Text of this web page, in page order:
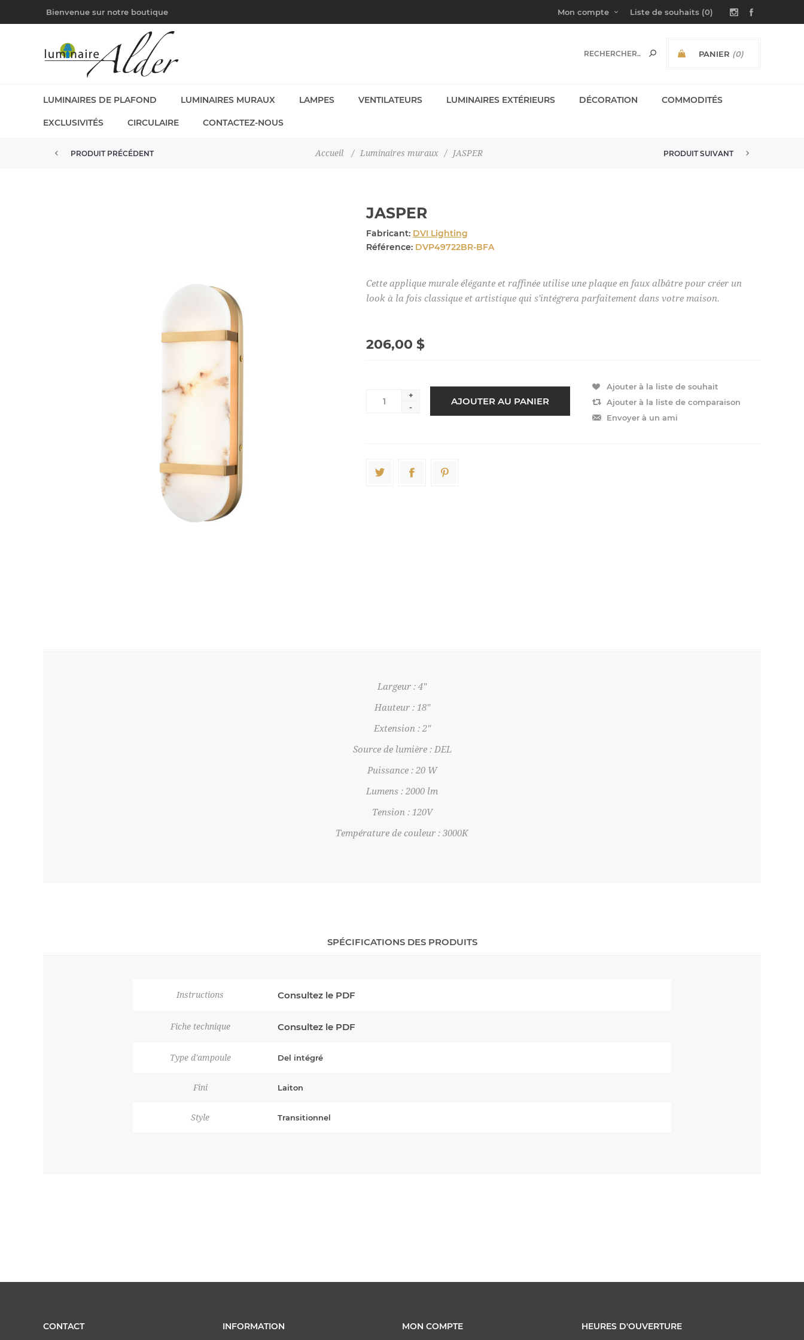
Bienvenue sur notre boutique Mon compte Liste de souhaits (0)
PANIER (0)
LUMINAIRES DE PLAFOND LUMINAIRES MURAUX LAMPES VENTILATEURS LUMINAIRES EXTÉRIEURS DÉCORATION COMMODITÉS
EXCLUSIVITÉS CIRCULAIRE CONTACTEZ-NOUS
Accueil / Luminaires muraux / JASPER
PRODUIT PRÉCÉDENT PRODUIT SUIVANT
JASPER
Fabricant: DVI Lighting
Référence: DVP49722BR-BFA
Cette applique murale élégante et raffinée utilise une plaque en faux albâtre pour créer un
look à la fois classique et artistique qui s'intégrera parfaitement dans votre maison.
206,00 $
+
-
Largeur : 4"
Hauteur : 18"
Extension : 2"
Source de lumière : DEL
Puissance : 20 W
Lumens : 2000 lm
Tension : 120V
Température de couleur : 3000K
SPÉCIFICATIONS DES PRODUITS
Instructions Consultez le PDF
Fiche technique Consultez le PDF
Type d'ampoule Del intégré
Fini Laiton
Style Transitionnel
CONTACT INFORMATION MON COMPTE HEURES D'OUVERTURE